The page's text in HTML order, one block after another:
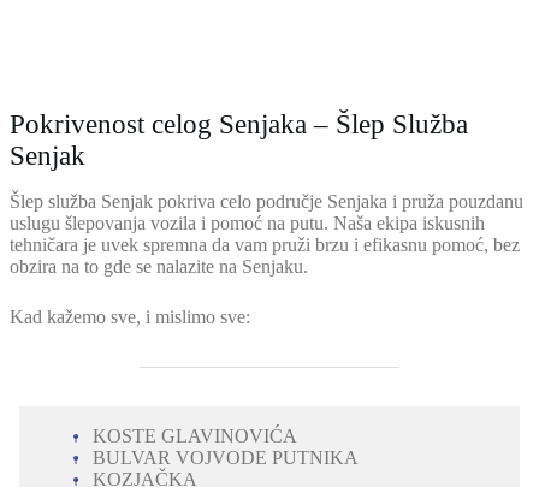
Pokrivenost celog Senjaka – Šlep Služba
Senjak
Šlep služba Senjak pokriva celo područje Senjaka i pruža pouzdanu
uslugu šlepovanja vozila i pomoć na putu. Naša ekipa iskusnih
tehničara je uvek spremna da vam pruži brzu i efikasnu pomoć, bez
obzira na to gde se nalazite na Senjaku.
Kad kažemo sve, i mislimo sve:
KOSTE GLAVINOVIĆA
BULVAR VOJVODE PUTNIKA
KOZJAČKA